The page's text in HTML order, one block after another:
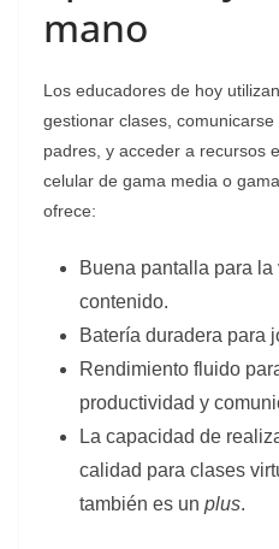
mano
Los educadores de hoy
gestionar clases,
padres, y acceder a recursos
celular de gama media o
ofrece:
Buena pantalla para
contenido.
Batería duradera para
Rendimiento fluido
productividad y
La capacidad de
calidad para clases
también es un plus.